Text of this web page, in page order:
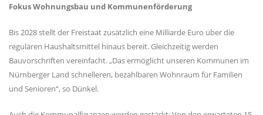
Fokus Wohnungsbau und Kommunenförderung
Bis 2028 stellt der Freistaat zusätzlich eine Milliarde Euro über die
regulären Haushaltsmittel hinaus bereit. Gleichzeitig werden
Bauvorschriften vereinfacht. „Das ermöglicht unseren Kommunen im
Nürnberger Land schnelleren, bezahlbaren Wohnraum für Familien
und Senioren“, so Dünkel.